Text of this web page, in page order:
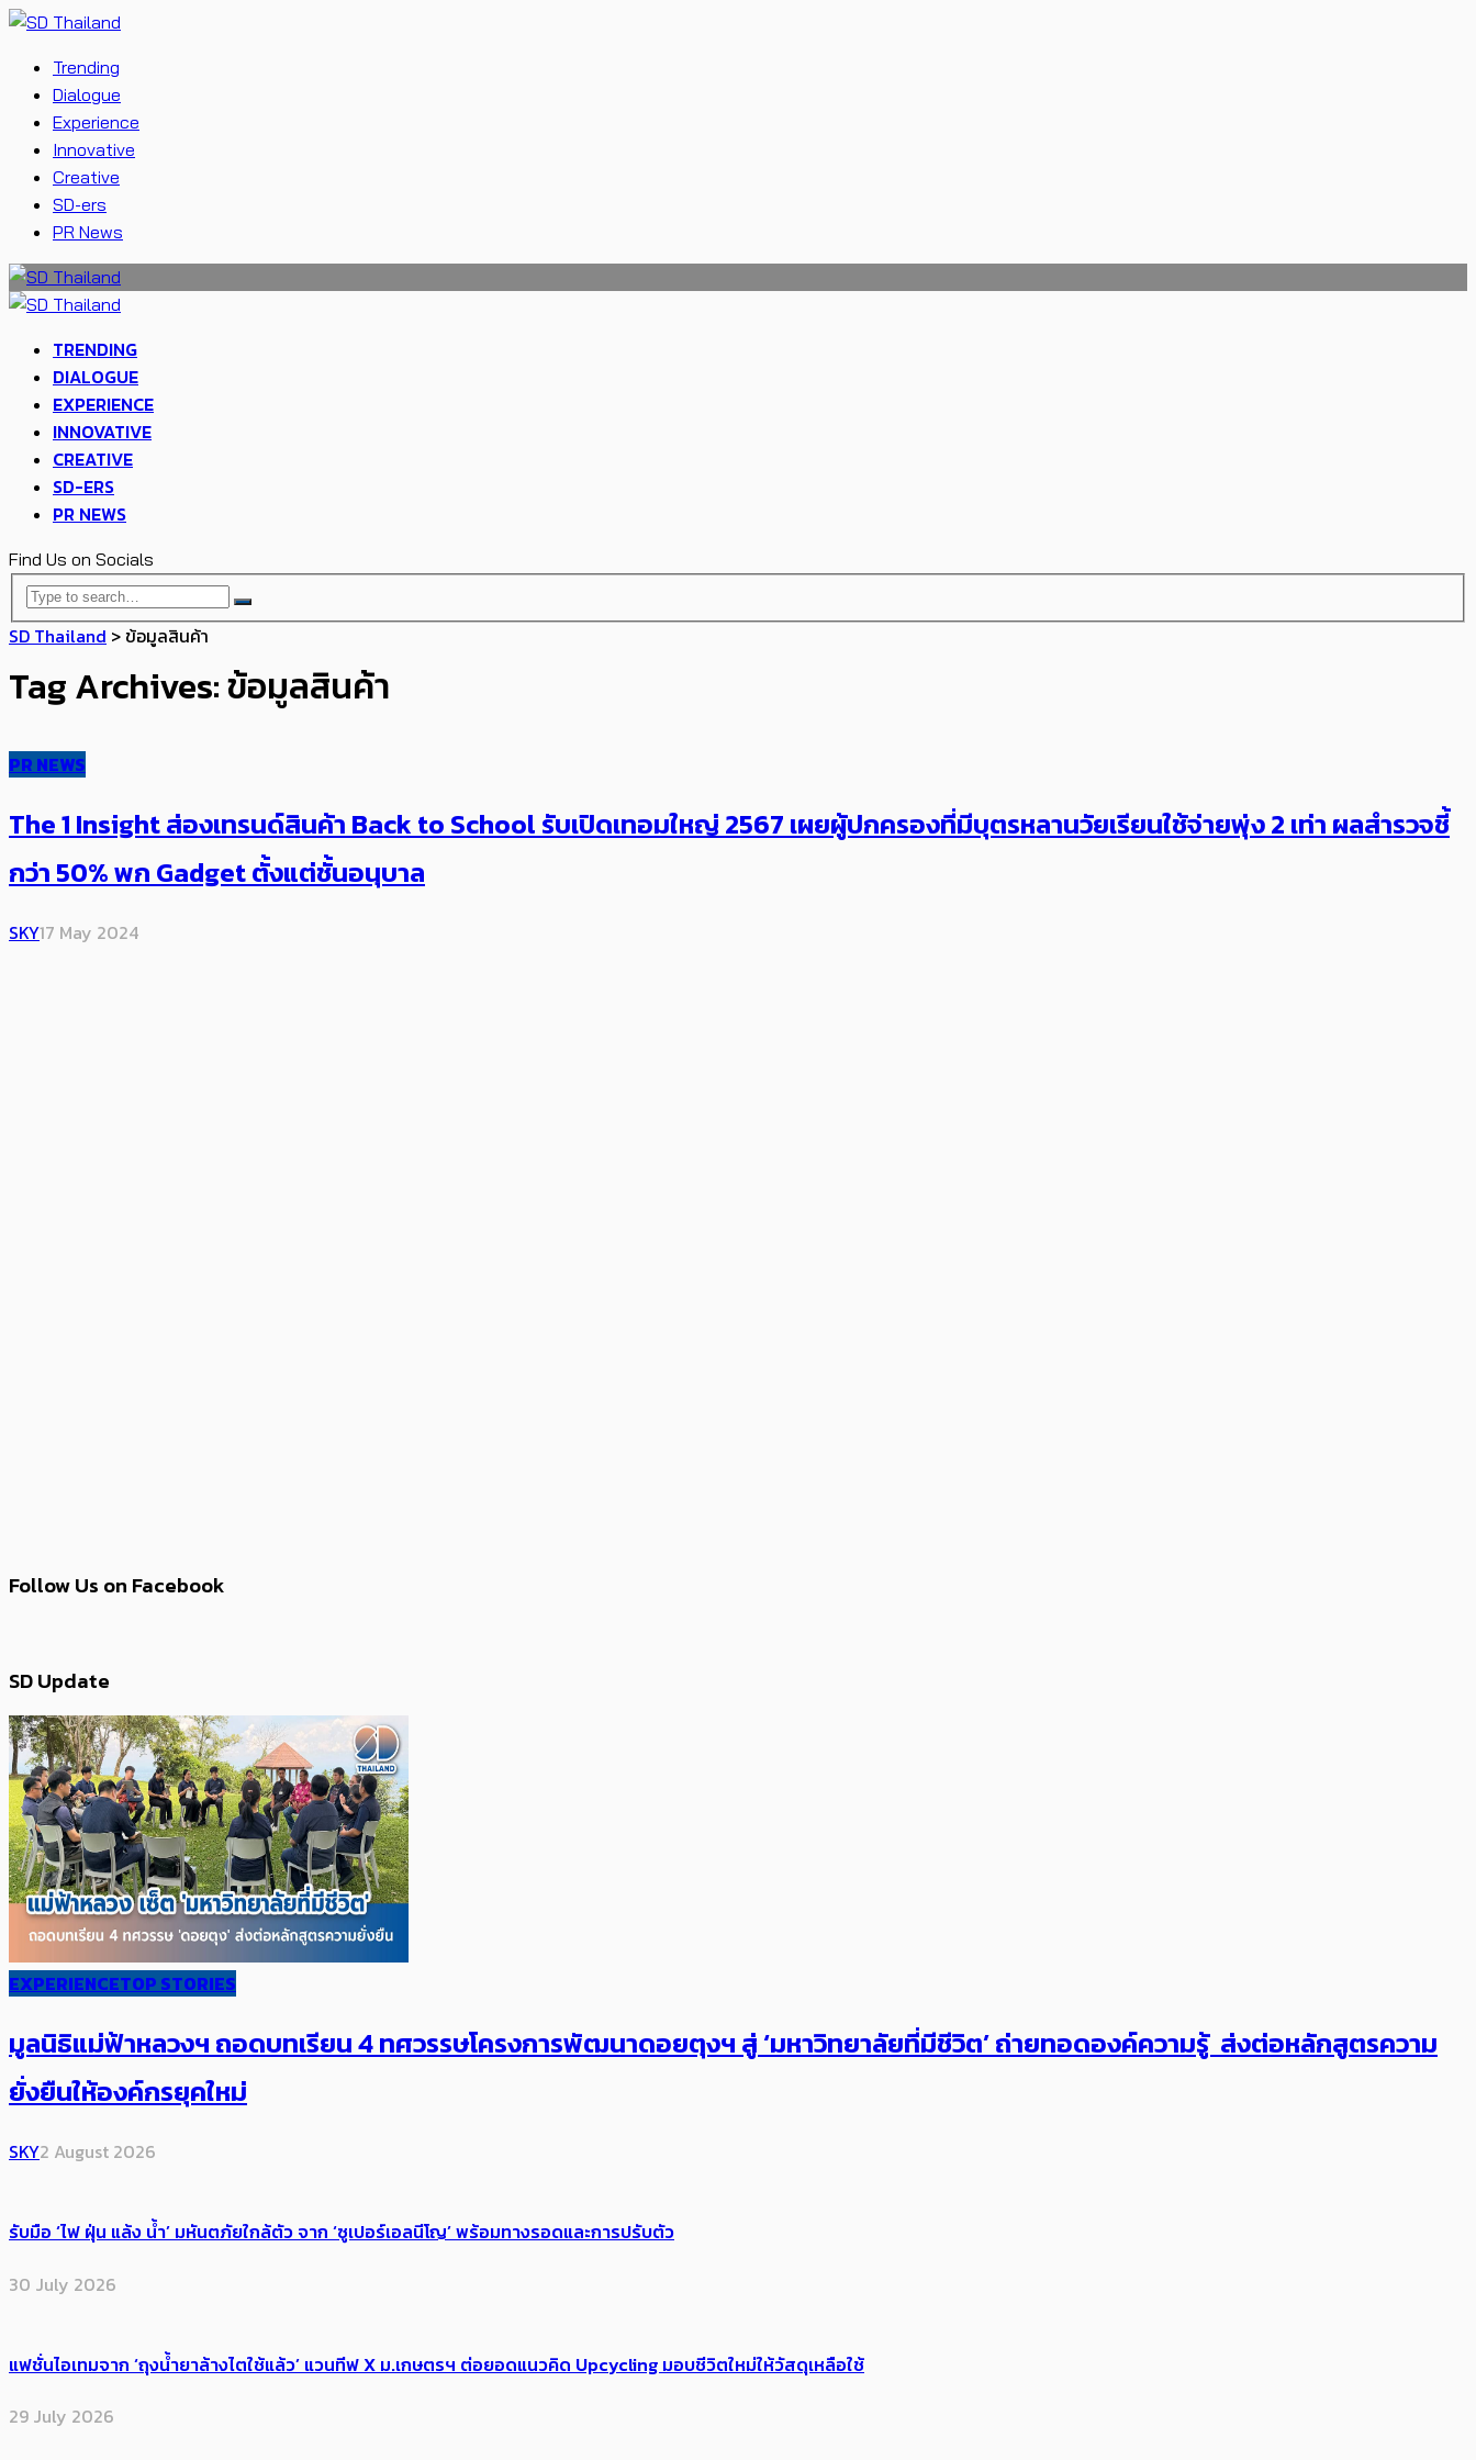
Trending
Dialogue
Experience
Innovative
Creative
SD-ers
PR News
TRENDING
DIALOGUE
EXPERIENCE
INNOVATIVE
CREATIVE
SD-ERS
PR NEWS
Find Us on Socials
SD Thailand >ข้อมูลสินค้า
Tag Archives: ข้อมูลสินค้า
PR NEWS
The 1 Insight ส่องเทรนด์สินค้า Back to School รับเปิดเทอมใหญ่ 2567 เผยผู้ปกครองที่มีบุตรหลานวัยเรียนใช้จ่ายพุ่ง 2 เท่า ผลสำรวจชี้
กว่า 50% พก Gadget ตั้งแต่ชั้นอนุบาล
SKY17 May 2024
Follow Us on Facebook
SD Update
EXPERIENCETOP STORIES
มูลนิธิแม่ฟ้าหลวงฯ ถอดบทเรียน 4 ทศวรรษโครงการพัฒนาดอยตุงฯ สู่ ‘มหาวิทยาลัยที่มีชีวิต’ ถ่ายทอดองค์ความรู้ ส่งต่อหลักสูตรความ
ยั่งยืนให้องค์กรยุคใหม่
SKY2 August 2026
รับมือ ‘ไฟ ฝุ่น แล้ง น้ำ’ มหันตภัยใกล้ตัว จาก ‘ซูเปอร์เอลนีโญ’ พร้อมทางรอดและการปรับตัว
30 July 2026
แฟชั่นไอเทมจาก ‘ถุงน้ำยาล้างไตใช้แล้ว’ แวนทีฟ X ม.เกษตรฯ ต่อยอดแนวคิด Upcycling มอบชีวิตใหม่ให้วัสดุเหลือใช้
29 July 2026